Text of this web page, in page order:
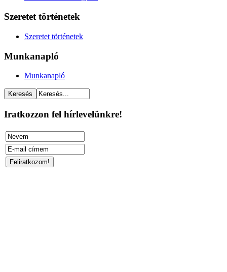
Szeretet történetek
Szeretet történetek
Munkanapló
Munkanapló
Iratkozzon fel hírlevelünkre!